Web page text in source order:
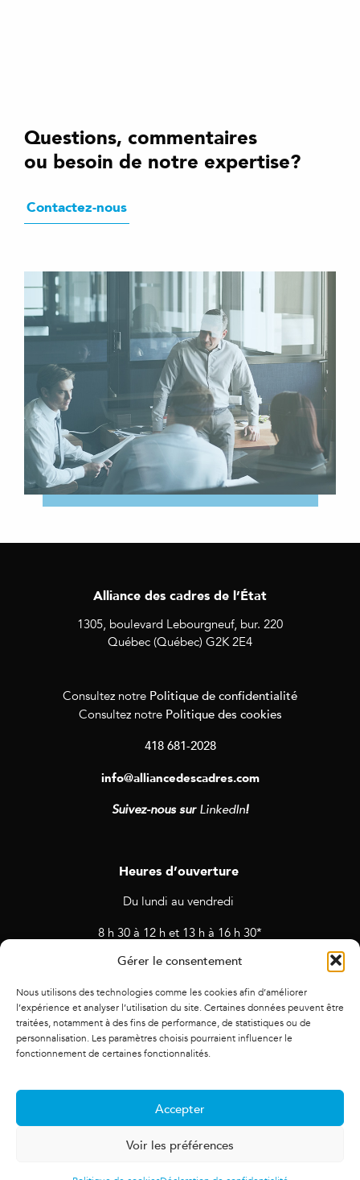
Gérer le consentement
Nous utilisons des technologies comme les cookies afin d’améliorer
l’expérience et analyser l’utilisation du site. Certaines données peuvent être
traitées, notamment à des fins de performance, de statistiques ou de
personnalisation. Les paramètres choisis pourraient influencer le
fonctionnement de certaines fonctionnalités.
Accepter
Voir les préférences
Questions, commentaires
ou besoin de notre expertise?
Contactez-nous
Alliance des cadres de l’État
1305, boulevard Lebourgneuf, bur. 220
Québec (Québec) G2K 2E4
Consultez notre Politique de confidentialité
Consultez notre Politique des cookies
418 681-2028
info@alliancedescadres.com
Suivez-nous sur LinkedIn!
Heures d’ouverture
Du lundi au vendredi
8 h 30 à 12 h et 13 h à 16 h 30*
* Horaires sujets à changement en cas de rendez-vous et